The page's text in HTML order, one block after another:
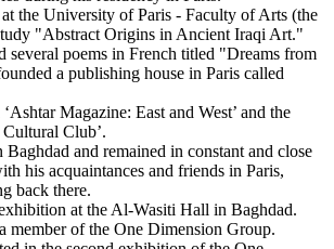
the University of Paris - Faculty of Arts (the
"Abstract Origins in Ancient Iraqi Art."
several poems in French titled "Dreams from
a publishing house in Paris called
Magazine: East and West’ and the
Club’.
Baghdad and remained in constant and close
his acquaintances and friends in Paris,
back there.
at the Al-Wasiti Hall in Baghdad.
member of the One Dimension Group.